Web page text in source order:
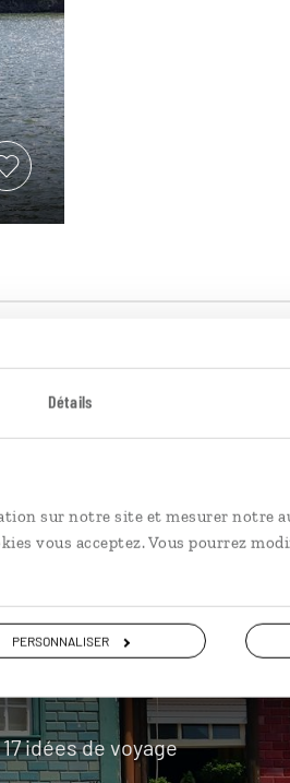
Détails
sur notre site et mesurer notre
vous acceptez. Vous pourrez
PERSONNALISER
idées de voyage